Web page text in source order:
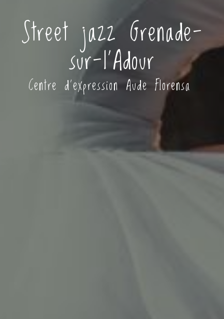
Street jazz Grenade-
sur-l'Adour
Centre d'expression Aude Florensa